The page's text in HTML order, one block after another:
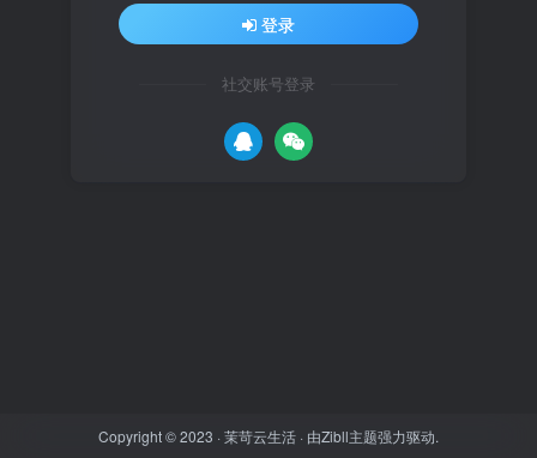
登录
社交账号登录
Copyright © 2023 ·茉苛云生活 · 由Zibll主题强力驱动.